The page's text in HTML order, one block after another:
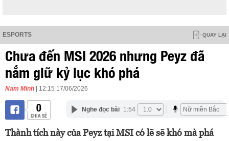
ESPORTS QUAY LẠI
Chưa đến MSI 2026 nhưng Peyz đã
nắm giữ kỷ lục khó phá
Nam Minh | 12:15 17/06/2026
0
CHIA SẺ
Nghe đọc bài 1:54
Thành tích này của Peyz tại MSI có lẽ sẽ khó mà phá